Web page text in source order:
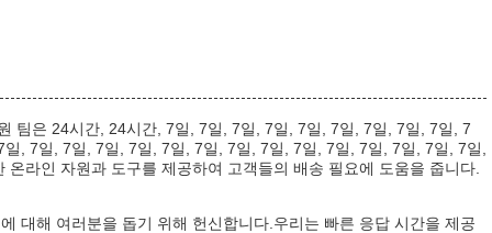
팀은 24시간, 24시간, 7일, 7일, 7일, 7일, 7일, 7일, 7일, 7일, 7일, 7
, 7일, 7일, 7일, 7일, 7일, 7일, 7일, 7일, 7일, 7일, 7일, 7일, 7일, 7일,
라인 자원과 도구를 제공하여 고객들의 배송 필요에 도움을 줍니다.
대해 여러분을 돕기 위해 헌신합니다.우리는 빠른 응답 시간을 제공